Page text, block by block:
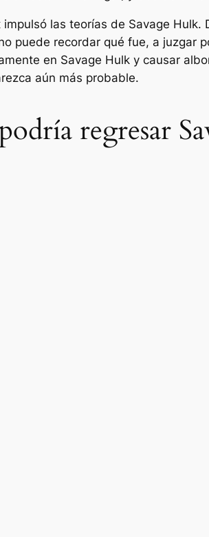
las teorías de Savage
puede recordar qué fue, a juzgar
en Savage Hulk y causar
aún más probable.
regresar